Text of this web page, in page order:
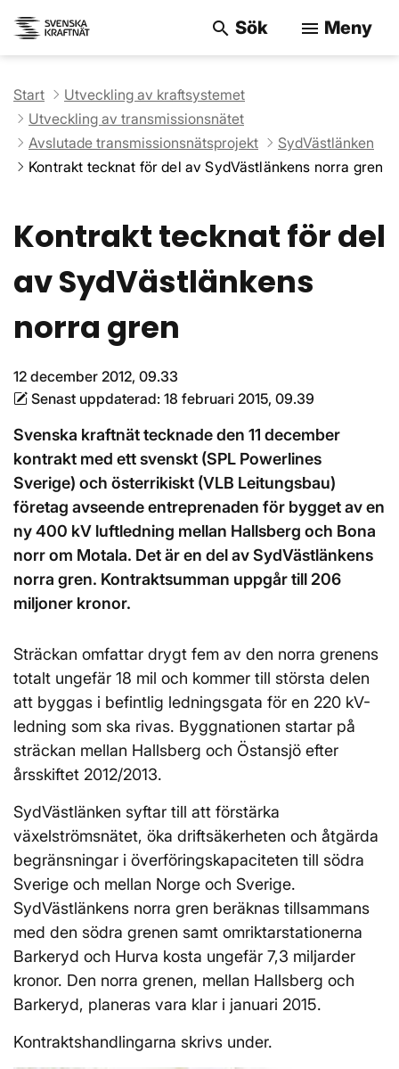
search Sök menu Meny
Start
Utveckling av kraftsystemet
Utveckling av transmissionsnätet
Avslutade transmissionsnätsprojekt
SydVästlänken
Kontrakt tecknat för del av SydVästlänkens norra gren
Kontrakt tecknat för del
av SydVästlänkens
norra gren
12 december 2012, 09.33
Senast uppdaterad: 18 februari 2015, 09.39
Svenska kraftnät tecknade den 11 december
kontrakt med ett svenskt (SPL Powerlines
Sverige) och österrikiskt (VLB Leitungsbau)
företag avseende entreprenaden för bygget av en
ny 400 kV luftledning mellan Hallsberg och Bona
norr om Motala. Det är en del av SydVästlänkens
norra gren. Kontraktsumman uppgår till 206
miljoner kronor.
Sträckan omfattar drygt fem av den norra grenens
totalt ungefär 18 mil och kommer till största delen
att byggas i befintlig ledningsgata för en 220 kV-
ledning som ska rivas. Byggnationen startar på
sträckan mellan Hallsberg och Östansjö efter
årsskiftet 2012/2013.
SydVästlänken syftar till att förstärka
växelströmsnätet, öka driftsäkerheten och åtgärda
begränsningar i överföringskapaciteten till södra
Sverige och mellan Norge och Sverige.
SydVästlänkens norra gren beräknas tillsammans
med den södra grenen samt omriktarstationerna
Barkeryd och Hurva kosta ungefär 7,3 miljarder
kronor. Den norra grenen, mellan Hallsberg och
Barkeryd, planeras vara klar i januari 2015.
Kontraktshandlingarna skrivs under.